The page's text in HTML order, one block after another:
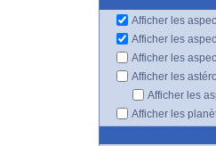
Afficher les
Afficher les
Afficher les
Afficher les
Afficher les
Afficher les